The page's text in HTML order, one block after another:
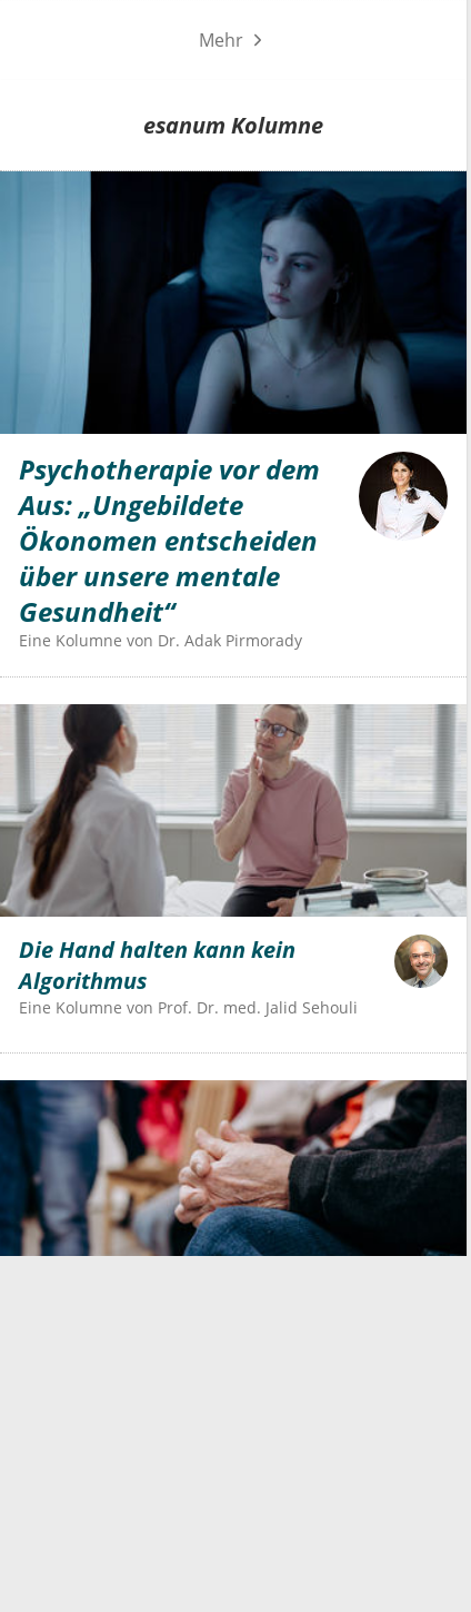
Mehr
esanum Kolumne
Psychotherapie vor dem
Aus: „Ungebildete
Ökonomen entscheiden
über unsere mentale
Gesundheit“
Eine Kolumne von Dr. Adak Pirmorady
Die Hand halten kann kein
Algorithmus
Eine Kolumne von Prof. Dr. med. Jalid Sehouli